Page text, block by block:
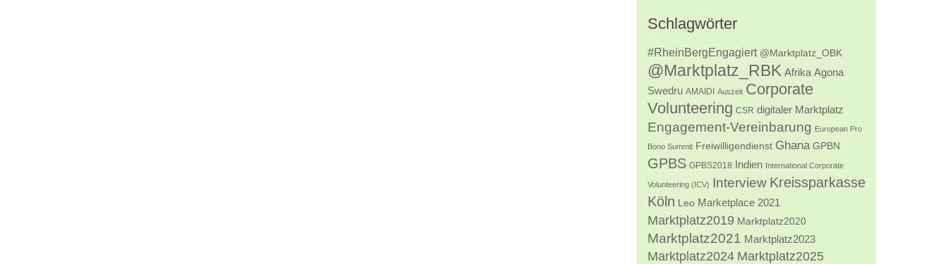
Schlagwörter
#RheinBergEngagiert @Marktplatz_OBK
@Marktplatz_RBK Afrika Agona
Swedru AMAIDI Auszeit Corporate
Volunteering CSR digitaler Marktplatz
Engagement-Vereinbarung European Pro
Bono Summit Freiwilligendienst Ghana GPBN
GPBS GPBS2018 Indien International Corporate
Volunteering (ICV) Interview Kreissparkasse
Köln Leo Marketplace 2021
Marktplatz2019 Marktplatz2020
Marktplatz2021 Marktplatz2023
Marktplatz2024 Marktplatz2025